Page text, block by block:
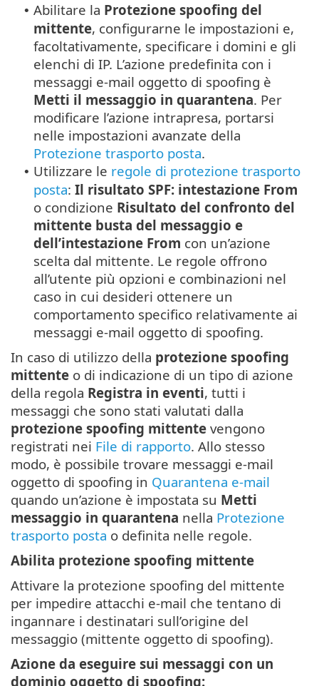
• Abilitare la Protezione spoofing del
mittente, configurarne le impostazioni e,
facoltativamente, specificare i domini e gli
elenchi di IP. L’azione predefinita con i
messaggi e-mail oggetto di spoofing è
Metti il messaggio in quarantena. Per
modificare l’azione intrapresa, portarsi
nelle impostazioni avanzate della
Protezione trasporto posta.
• Utilizzare le regole di protezione trasporto
posta: Il risultato SPF: intestazione From
o condizione Risultato del confronto del
mittente busta del messaggio e
dell’intestazione From con un’azione
scelta dal mittente. Le regole offrono
all’utente più opzioni e combinazioni nel
caso in cui desideri ottenere un
comportamento specifico relativamente ai
messaggi e-mail oggetto di spoofing.
In caso di utilizzo della protezione spoofing
mittente o di indicazione di un tipo di azione
della regola Registra in eventi, tutti i
messaggi che sono stati valutati dalla
protezione spoofing mittente vengono
registrati nei File di rapporto. Allo stesso
modo, è possibile trovare messaggi e-mail
oggetto di spoofing in Quarantena e-mail
quando un’azione è impostata su Metti
messaggio in quarantena nella Protezione
trasporto posta o definita nelle regole.
Abilita protezione spoofing mittente
Attivare la protezione spoofing del mittente
per impedire attacchi e-mail che tentano di
ingannare i destinatari sull’origine del
messaggio (mittente oggetto di spoofing).
Azione da eseguire sui messaggi con un
dominio oggetto di spoofing: